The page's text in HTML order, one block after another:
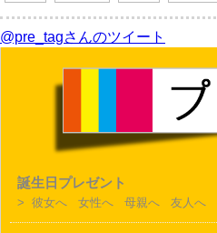
@pre_tagさんのツイート
誕生日プレゼント
> 彼女へ 女性へ 母親へ 友人へ